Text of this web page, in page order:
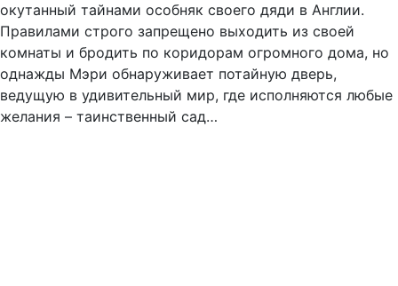
окутанный тайнами особняк своего дяди в Англии.
Правилами строго запрещено выходить из своей
комнаты и бродить по коридорам огромного дома, но
однажды Мэри обнаруживает потайную дверь,
ведущую в удивительный мир, где исполняются любые
желания – таинственный сад…